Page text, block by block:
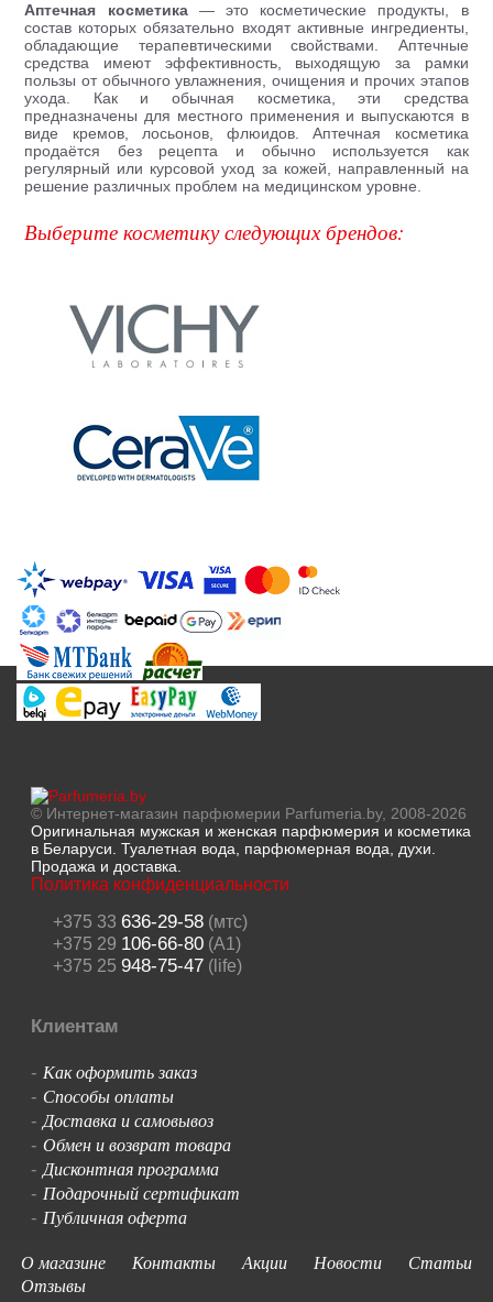
Аптечная косметика— это косметические продукты, в
состав которых обязательно входят активные ингредиенты,
обладающие терапевтическими свойствами. Аптечные
средства имеют эффективность, выходящую за рамки
пользы от обычного увлажнения, очищения и прочих этапов
ухода. Как и обычная косметика, эти средства
предназначены для местного применения и выпускаются в
виде кремов, лосьонов, флюидов. Аптечная косметика
продаётся без рецепта и обычно используется как
регулярный или курсовой уход за кожей, направленный на
решение различных проблем на медицинском уровне.
Выберите косметику следующих брендов:
© Интернет-магазин парфюмерии Parfumeria.by, 2008-2026
Оригинальная мужская и женская парфюмерия и косметика
в Беларуси. Туалетная вода, парфюмерная вода, духи.
Продажа и доставка.
Политика конфиденциальности
+375 33 636-29-58(мтс)
+375 29 106-66-80(A1)
+375 25 948-75-47(life)
Клиентам
- Как оформить заказ
- Способы оплаты
-Доставка и самовывоз
- Обмен и возврат товара
-Дисконтная программа
- Подарочный сертификат
- Публичная оферта
О магазине
Контакты Акции Новости
Статьи
Отзывы